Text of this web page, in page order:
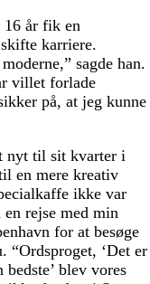
16 år fik en
karriere.
sagde han.
villet forlade
på, at jeg kunne
nyt til sit kvarter i
en mere kreativ
ikke var
rejse med min
for at besøge
“Ordsproget, ‘Det er
blev vores